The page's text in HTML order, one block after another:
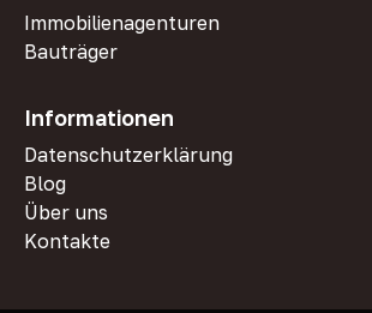
Immobilienagenturen
Bauträger
Informationen
Datenschutzerklärung
Blog
Über uns
Kontakte